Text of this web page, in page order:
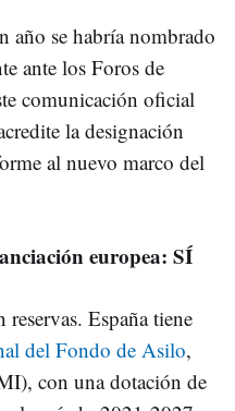
año se habría nombrado
ante los Foros de
comunicación oficial
la designación
al nuevo marco del
europea: SÍ
España tiene
del Fondo de Asilo,
con una dotación de